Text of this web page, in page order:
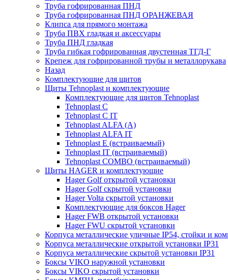
Труба гофрированная ПНД
Труба гофрированная ПНД ОРАНЖЕВАЯ
Клипса для прямого монтажа
Труба ПВХ гладкая и аксессуары
Труба ПНД гладкая
Труба гибкая гофрированная двустенная ТГД-Г
Крепеж для гофрированной трубы и металлорукава
Назад
Комплектующие для щитов
Щиты Tehnoplast и комплектующие
Комплектующие для щитов Tehnoplast
Tehnoplast C
Tehnoplast C IT
Tehnoplast ALFA (А)
Tehnoplast ALFA IT
Tehnoplast E (встраиваемый)
Tehnoplast IT (встраиваемый)
Tehnoplast COMBO (встраиваемый)
Щиты HAGER и комплектующие
Hager Golf открытой установки
Hager Golf скрытой установки
Hager Volta скрытой установки
Комплектующие для боксов Hager
Hager FWB открытой установки
Hager FWU скрытой установки
Корпуса металлические уличные IP54, стойки и
Корпуса металлические открытой установки IP31
Корпуса металлические скрытой установки IP31
Боксы VIKO наружной установки
Боксы VIKO скрытой установки